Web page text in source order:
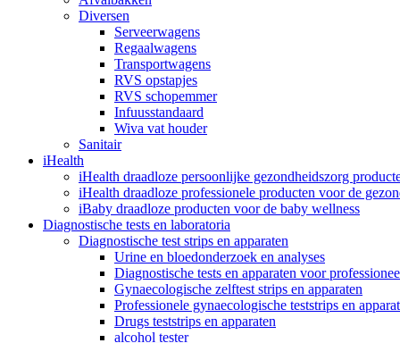
Diversen
Serveerwagens
Regaalwagens
Transportwagens
RVS opstapjes
RVS schopemmer
Infuusstandaard
Wiva vat houder
Sanitair
iHealth
iHealth draadloze persoonlijke gezondheidszorg
iHealth draadloze professionele producten voor de
iBaby draadloze producten voor de baby wellness
Diagnostische tests en laboratoria
Diagnostische test strips en apparaten
Urine en bloedonderzoek en analyses
Diagnostische tests en apparaten voor
Gynaecologische zelftest strips en apparaten
Professionele gynaecologische teststrips en
Drugs teststrips en apparaten
alcohol tester